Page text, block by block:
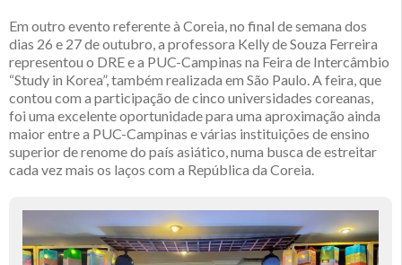
Em outro evento referente à Coreia, no final de semana dos
dias 26 e 27 de outubro, a professora Kelly de Souza Ferreira
representou o DRE e a PUC-Campinas na Feira de Intercâmbio
“Study in Korea”, também realizada em São Paulo. A feira, que
contou com a participação de cinco universidades coreanas,
foi uma excelente oportunidade para uma aproximação ainda
maior entre a PUC-Campinas e várias instituições de ensino
superior de renome do país asiático, numa busca de estreitar
cada vez mais os laços com a República da Coreia.